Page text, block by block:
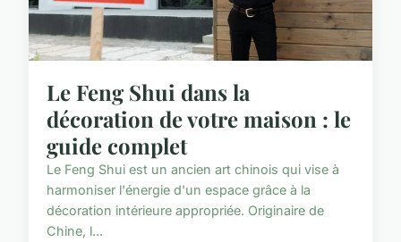
Le Feng Shui dans la
décoration de votre maison : le
guide complet
Le Feng Shui est un ancien art chinois qui vise à
harmoniser l'énergie d'un espace grâce à la
décoration intérieure appropriée. Originaire de
Chine, l...